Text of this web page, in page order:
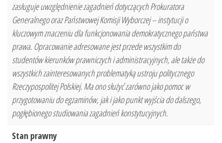
zasługuje uwzględnienie zagadnień dotyczących Prokuratora
Generalnego oraz Państwowej Komisji Wyborczej – instytucji o
kluczowym znaczeniu dla funkcjonowania demokratycznego państwa
prawa. Opracowanie adresowane jest przede wszystkim do
studentów kierunków prawniczych i administracyjnych, ale także do
wszystkich zainteresowanych problematyką ustroju politycznego
Rzeczypospolitej Polskiej. Ma ono służyć zarówno jako pomoc w
przygotowaniu do egzaminów, jak i jako punkt wyjścia do dalszego,
pogłębionego studiowania zagadnień konstytucyjnych.
Stan prawny